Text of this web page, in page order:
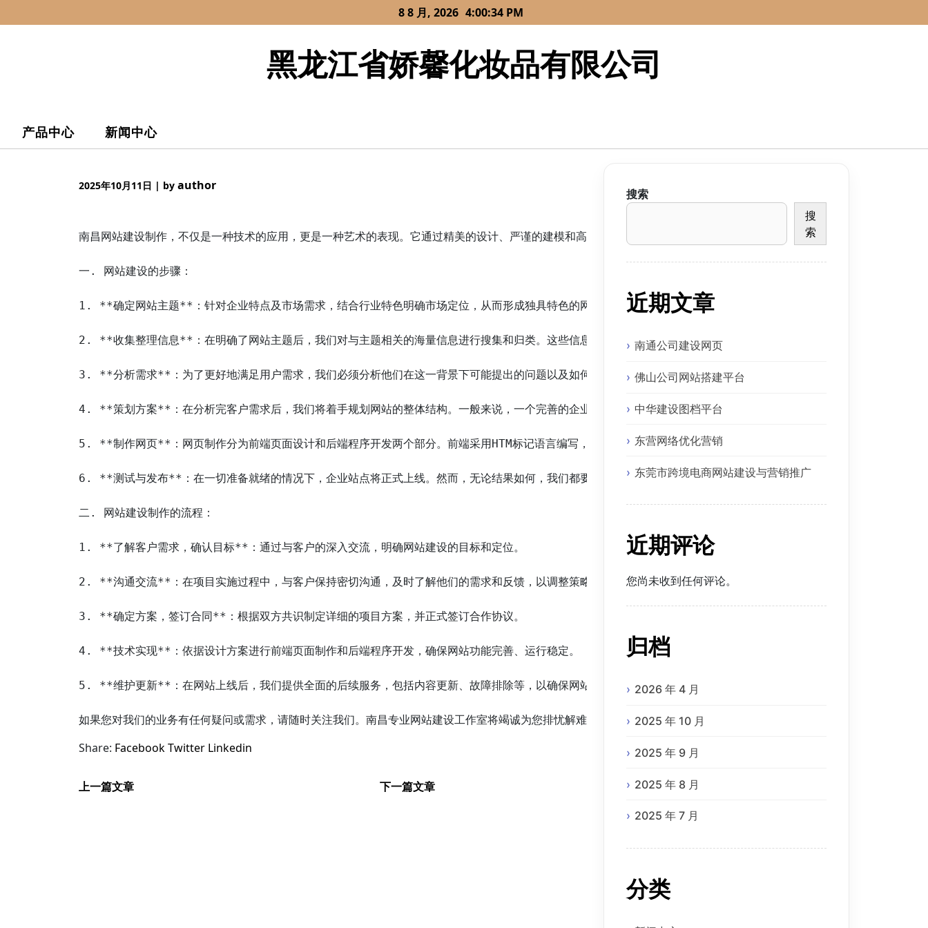
to
8 8 月, 2026 4:00:34 PM
黑龙江省娇馨化妆品有限公司
产品中心 新闻中心
2025年10月11日 | by author
南昌网站建设制作，不仅是一种技术的应用，更是一种艺术的表现。它通过精美的设计、严谨的建模和高效的执行，将电子化的信息通过互联网传递给用户，以图文并茂的
一. 网站建设的步骤：
1. **确定网站主题**：针对企业特点及市场需求，结合行业特色明确市场定位，从而形成独具特色的网站主题。
2. **收集整理信息**：在明确了网站主题后，我们对与主题相关的海量信息进行搜集和归类。这些信息包括但不限于行业动态、产品特性、服务优势等各个方面。
3. **分析需求**：为了更好地满足用户需求，我们必须分析他们在这一背景下可能提出的问题以及如何解决这些问题。在这个过程中，我们要充分考虑企业的自身资源背景
4. **策划方案**：在分析完客户需求后，我们将着手规划网站的整体结构。一般来说，一个完善的企业网站应包括首页、公司简介、新闻中心、产品展示等基本模块。
5. **制作网页**：网页制作分为前端页面设计和后端程序开发两个部分。前端采用HTM标记语言编写，确保界面美观大方；后端则利用C#编程技术，实现高效稳定的运行。
6. **测试与发布**：在一切准备就绪的情况下，企业站点将正式上线。然而，无论结果如何，我们都要不断优化自己的工作，以确保企业在激烈市场竞争中立于不败之地！
二. 网站建设制作的流程：
1. **了解客户需求，确认目标**：通过与客户的深入交流，明确网站建设的目标和定位。
2. **沟通交流**：在项目实施过程中，与客户保持密切沟通，及时了解他们的需求和反馈，以调整策略。
3. **确定方案，签订合同**：根据双方共识制定详细的项目方案，并正式签订合作协议。
4. **技术实现**：依据设计方案进行前端页面制作和后端程序开发，确保网站功能完善、运行稳定。
5. **维护更新**：在网站上线后，我们提供全面的后续服务，包括内容更新、故障排除等，以确保网站的持续优化。
Share: FacebookTwitter Linkedin
上一篇文章 下一篇文章
搜索
搜
索
近期文章
南通公司建设网页
佛山公司网站搭建平台
中华建设图档平台
东营网络优化营销
东莞市跨境电商网站建设与营销推广
近期评论
您尚未收到任何评论。
归档
2026 年 4 月
2025 年 10 月
2025 年 9 月
2025 年 8 月
2025 年 7 月
分类